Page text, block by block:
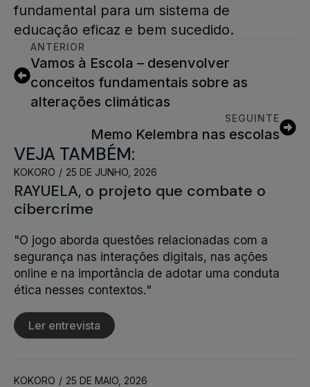
fundamental para um sistema de
educação eficaz e bem sucedido.
ANTERIOR
Vamos à Escola – desenvolver
conceitos fundamentais sobre as
alterações climáticas
SEGUINTE
Memo Kelembra nas escolas
VEJA TAMBÉM:
RAYUELA, o projeto que combate o
cibercrime
KOKORO 25 DE JUNHO, 2026
"O jogo aborda questões relacionadas com a
segurança nas interações digitais, nas ações
online e na importância de adotar uma conduta
ética nesses contextos."
Ler entrevista
KOKORO 25 DE MAIO, 2026